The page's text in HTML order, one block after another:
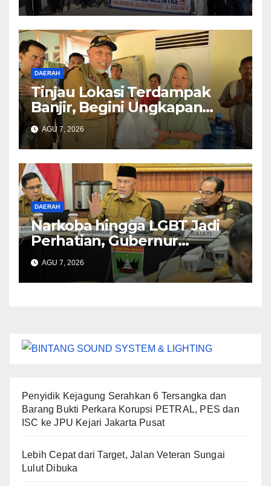
DAERAH
Tinjau Lokasi Terdampak
Banjir, Begini Ungkapan
Mahyeldi
AGU 7, 2026
DAERAH
Narkoba hingga LGBT Jadi
Perhatian, Gubernur
Mahyeldi Perkuat Sinergi
AGU 7, 2026
Penyidik Kejagung Serahkan 6 Tersangka dan
Barang Bukti Perkara Korupsi PETRAL, PES dan
ISC ke JPU Kejari Jakarta Pusat
Lebih Cepat dari Target, Jalan Veteran Sungai
Lulut Dibuka